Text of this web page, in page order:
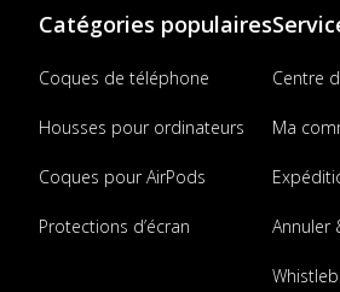
Catégories populaires
Coques de téléphone
Housses pour ordinateurs
Coques pour AirPods
Protections d’écran
Centre
Ma
Annuler